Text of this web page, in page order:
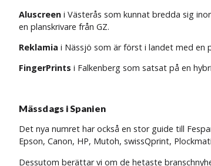
Aluscreen i Västerås som kunnat bredda sig
en planskrivare från GZ.
Reklamia i Nässjö som är först i landet med en
FingerPrints i Falkenberg som satsat på en
Mässdags i Spanien
Det nya numret har också en stor guide till
Epson, Canon, HP, Mutoh, swissQprint,
Dessutom berättar vi om de hetaste